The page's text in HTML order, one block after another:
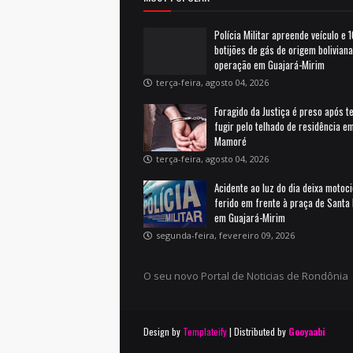
Polícia Militar apreende veículo e
botijões de gás de origem
operação em Guajará-Mirim
terça-feira, agosto 04, 2026
Foragido da Justiça é preso após
fugir pelo telhado de residência
Mamoré
terça-feira, agosto 04, 2026
Acidente ao luz do dia deixa
ferido em frente à praça de Santa
em Guajará-Mirim
segunda-feira, fevereiro 09, 2026
O seu novo Portal de Noticias de Rondônia
Design by Templateify| Distributed by Gooyaabi